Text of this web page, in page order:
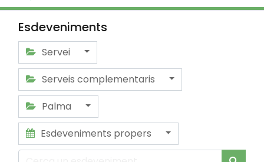
Esdeveniments
Servei
Serveis complementaris
Palma
Esdeveniments propers